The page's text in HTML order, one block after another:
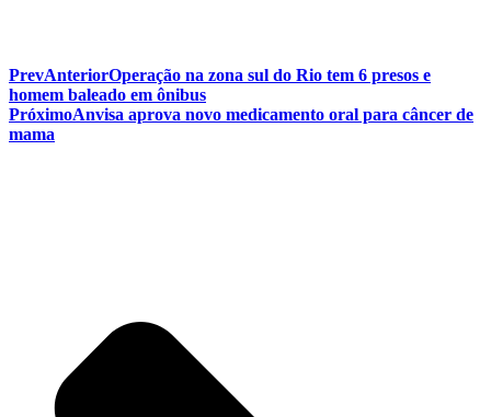
PrevAnteriorOperação na zona sul do Rio tem 6 presos e
homem baleado em ônibus
PróximoAnvisa aprova novo medicamento oral para câncer de
mama